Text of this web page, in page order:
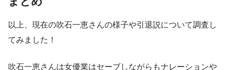
以上、現在の吹石一恵さんの様子や引退説について調査し
てみました！
吹石一恵さんは女優業はセーブしながらもナレーションや